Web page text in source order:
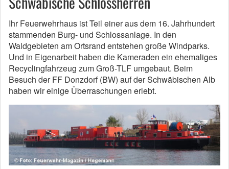
Ihr Feuerwehrhaus ist Teil einer aus dem 16. Jahrhundert
stammenden Burg- und Schlossanlage. In den
Waldgebieten am Ortsrand entstehen große Windparks.
Und in Eigenarbeit haben die Kameraden ein ehemaliges
Recyclingfahrzeug zum Groß-TLF umgebaut. Beim
Besuch der FF Donzdorf (BW) auf der Schwäbischen Alb
haben wir einige Überraschungen erlebt.